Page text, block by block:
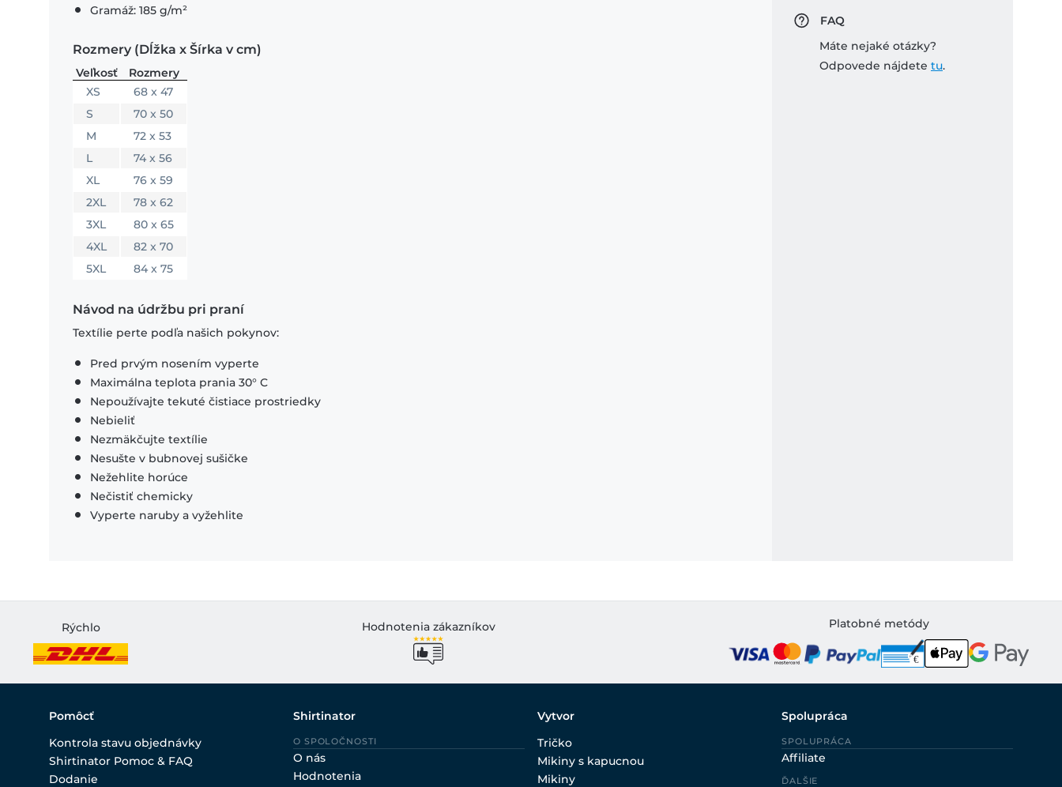
Gramáž: 185 g/m²
Rozmery (Dĺžka x Šírka v cm)
Veľkosť
Rozmery
XS
68 x 47
S
70 x 50
M
72 x 53
L
74 x 56
XL
76 x 59
2XL
78 x 62
3XL
80 x 65
4XL
82 x 70
5XL
84 x 75
Návod na údržbu pri praní
Textílie perte podľa našich pokynov:
Pred prvým nosením vyperte
Maximálna teplota prania 30° C
Nepoužívajte tekuté čistiace prostriedky
Nebieliť
Nezmäkčujte textílie
Nesušte v bubnovej sušičke
Nežehlite horúce
Nečistiť chemicky
Vyperte naruby a vyžehlite
FAQ
Máte nejaké otázky?
Odpovede nájdete tu.
Rýchlo Hodnotenia zákazníkov Platobné metódy
Pomôcť
Kontrola stavu objednávky
Shirtinator Pomoc & FAQ
Dodanie
Shirtinator
O SPOLOČNOSTI
O nás
Hodnotenia
Vytvor
Tričko
Mikiny s kapucnou
Mikiny
Spolupráca
SPOLUPRÁCA
Affiliate
ĎALŠIE